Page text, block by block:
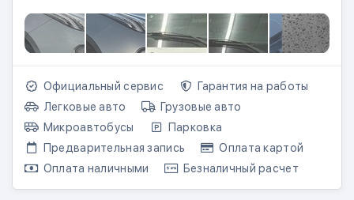
Официальный сервис
Гарантия на работы
Легковые авто
Грузовые авто
Микроавтобусы
Парковка
Предварительная запись
Оплата картой
Оплата наличными
Безналичный расчет